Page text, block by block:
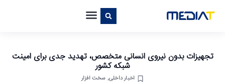
تجهیزات بدون نیروی انسانی متخصص، تهدید جدی برای امینت
شبکه کشور
اخبار داخلی, سخت افزار